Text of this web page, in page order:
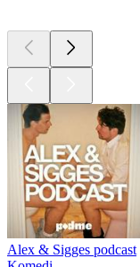
Alex & Sigges podcast